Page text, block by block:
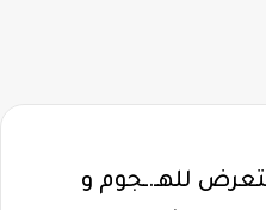
للهـ.ـجوم و